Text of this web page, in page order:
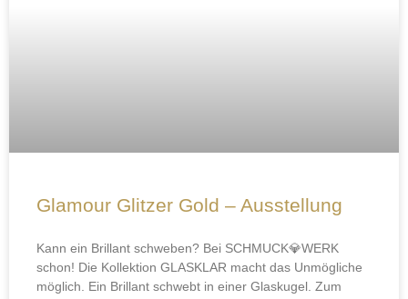
Glamour Glitzer Gold – Ausstellung
Kann ein Brillant schweben? Bei SCHMUCK💎WERK
schon! Die Kollektion GLASKLAR macht das Unmögliche
möglich. Ein Brillant schwebt in einer Glaskugel. Zum